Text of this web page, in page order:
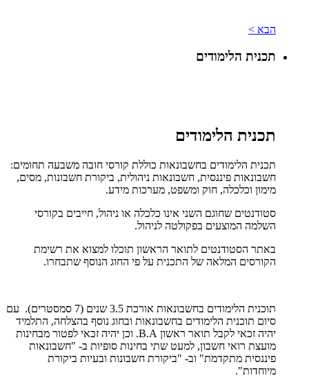
הבא >
תכנית הלימודים
תכנית הלימודים
תכנית הלימודים בחשבונאות כוללת קורסי חובה משבעה תחומים:
חשבונאות פיננסית, חשבונאות ניהולית, ביקורת חשבונות, מסים,
מימון וכלכלה, חוק ומשפט, מערכות מידע.
סטודנטים שחוגם השני אינו כלכלה או ניהול, חייבים בקורסי
השלמה המוצעים בפקולטה לניהול.
באתר הסטודנטים לתואר הראשון תוכלו למצוא את רשימת
הקורסים המלאה של התכנית על פי החוג הנוסף שתבחרו.
תוכנית הלימודים בחשבונאות אורכת 3.5 שנים (7 סמסטרים). עם
סיום תוכנית הלימודים בחשבונאות ובחוג נוסף בהצלחה, התלמיד
יהיה זכאי לקבל תואר ראשון B.A. וכן יהיה זכאי לפטור מבחינות
מועצת רואי חשבון, למעט שתי בחינות סופיות ב- "חשבונאות
פיננסית מתקדמת" וב- "ביקורת חשבונות ובעיות ביקורת
מיוחדות".